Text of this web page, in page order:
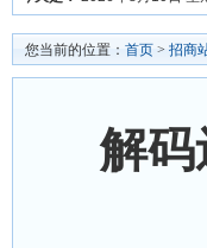
您当前的位置： 首页 > 招商
解码